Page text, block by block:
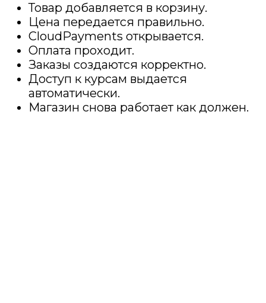
Товар добавляется в корзину.
Цена передается правильно.
CloudPayments открывается.
Оплата проходит.
Заказы создаются корректно.
Доступ к курсам выдается
автоматически.
Магазин снова работает как должен.